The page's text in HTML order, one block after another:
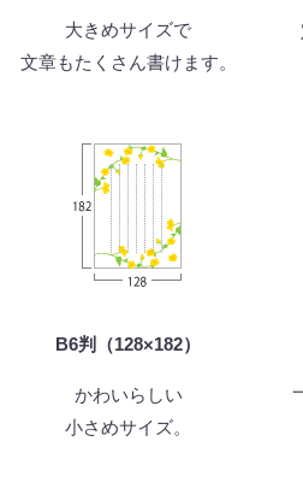
大きめサイズで
文章もたくさん書けます。
B6判（128×182）
かわいらしい
小さめサイズ。